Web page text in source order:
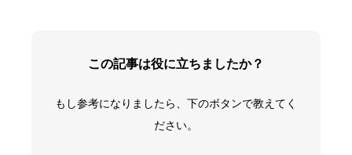
この記事は役に立ちましたか？
もし参考になりましたら、下のボタンで教えてく
ださい。